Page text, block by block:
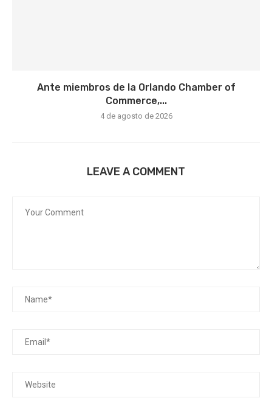
Ante miembros de la Orlando Chamber of
Commerce,...
4 de agosto de 2026
LEAVE A COMMENT